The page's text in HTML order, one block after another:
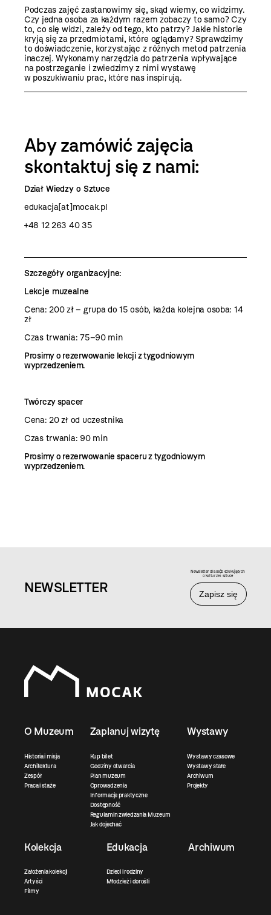
Podczas zajęć zastanowimy się, skąd wiemy, co widzimy.
Czy jedna osoba za każdym razem zobaczy to samo? Czy
to, co się widzi, zależy od tego, kto patrzy? Jakie historie
kryją się za przedmiotami, które oglądamy? Sprawdzimy
to doświadczenie, korzystając z różnych metod patrzenia
inaczej. Wykonamy narzędzia do patrzenia wpływające
na postrzeganie i zwiedzimy z nimi wystawę
w poszukiwaniu prac, które nas inspirują.
Aby zamówić zajęcia
skontaktuj się z nami:
Dział Wiedzy o Sztuce
edukacja[at]mocak.pl
+48 12 263 40 35
Szczegóły organizacyjne:
Lekcje muzealne
Cena: 200 zł – grupa do 15 osób, każda kolejna osoba: 14
zł
Czas trwania: 75–90 min
Prosimy o rezerwowanie lekcji z tygodniowym
wyprzedzeniem.
Twórczy spacer
Cena: 20 zł od uczestnika
Czas trwania: 90 min
Prosimy o rezerwowanie spaceru z tygodniowym
wyprzedzeniem.
Newsletter dla osób edukujących
o kulturze i sztuce
Zapisz się
NEWSLETTER
O Muzeum
Historia i misja
Architektura
Zespół
Praca i staże
Zaplanuj wizytę
Kup bilet
Godziny otwarcia
Plan muzeum
Oprowadzenia
Informacje praktyczne
Dostępność
Regulamin zwiedzania Muzeum
Jak dojechać
Wystawy
Wystawy czasowe
Wystawy stałe
Archiwum
Projekty
Kolekcja
Założenia kolekcji
Artyści
Filmy
Edukacja
Dzieci i rodziny
Młodzież i dorośli
Archiwum